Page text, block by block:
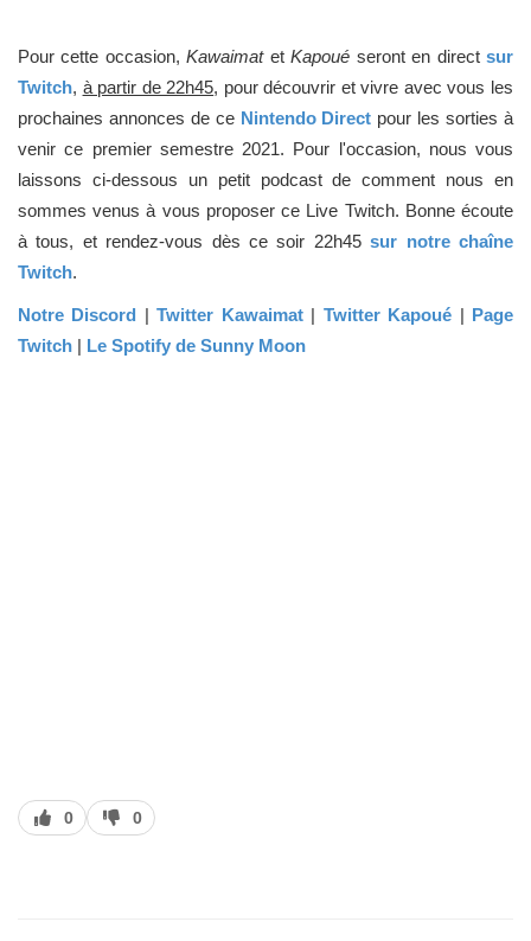
Pour cette occasion,KawaimatetKapoué seront en directsur
Twitch, à partir de 22h45, pour découvrir et vivre avec vous les
prochaines annonces de ce Nintendo Direct pour les sorties à
venir ce premier semestre 2021. Pour l'occasion, nous vous
laissons ci-dessous un petit podcast de comment nous en
sommes venus à vous proposer ce Live Twitch. Bonne écoute
à tous, et rendez-vous dès ce soir 22h45sur notre chaîne
Twitch.
Notre Discord |Twitter Kawaimat | Twitter Kapoué | Page
Twitch | Le Spotify de Sunny Moon
J’aime
0
J’aime
pas
0